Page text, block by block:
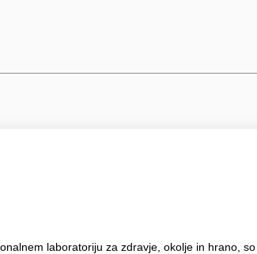
laboratoriju za zdravje, okolje in hrano, so